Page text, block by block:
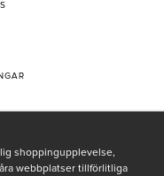
shoppingupplevelse,
webbplatser tillförlitliga